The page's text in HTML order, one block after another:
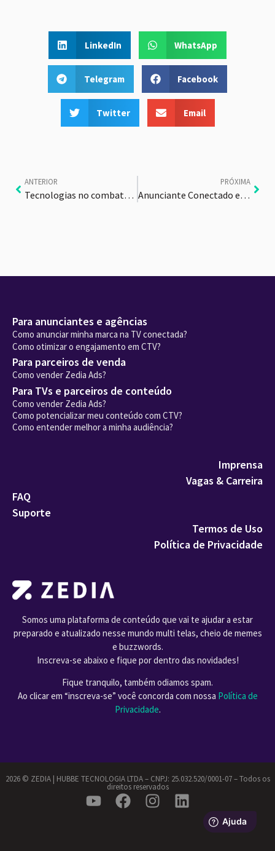
LinkedIn WhatsApp
Telegram Facebook
Twitter Email
ANTERIOR
Tecnologias no combate ao COVID-19
PRÓXIMA
Anunciante Conectado e a Compra de Mídia
Somos uma plataforma de conteúdo que vai te ajudar a estar
preparado e atualizado nesse mundo multi telas, cheio de memes
e buzzwords.
Inscreva-se abaixo e fique por dentro das novidades!
Fique tranquilo, também odiamos spam.
Ao clicar em “inscreva-se” você concorda com nossa Política de
Privacidade.
Para anunciantes e agências
Como anunciar minha marca na TV conectada?
Como otimizar o engajamento em CTV?
Para parceiros de venda
Como vender Zedia Ads?
Para TVs e parceiros de conteúdo
Como vender Zedia Ads?
Como potencializar meu conteúdo com CTV?
Como entender melhor a minha audiência?
Imprensa
Vagas & Carreira
FAQ
Suporte
Termos de Uso
Política de Privacidade
2026 ©️ ZEDIA | HUBBE TECNOLOGIA LTDA – CNPJ: 25.032.520/0001-07 – Todos os
direitos reservados